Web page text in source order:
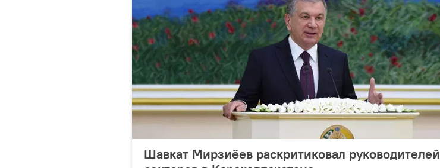
Шавкат Мирзиёев раскритиковал руководителей